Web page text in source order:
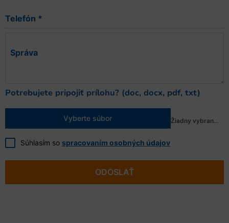
Telefón *
Správa
Potrebujete pripojiť prílohu? (doc, docx, pdf, txt)
Vyberte súbor Žiadny vybraný súbor
Súhlasím so spracovaním osobných údajov
ODOSLAŤ